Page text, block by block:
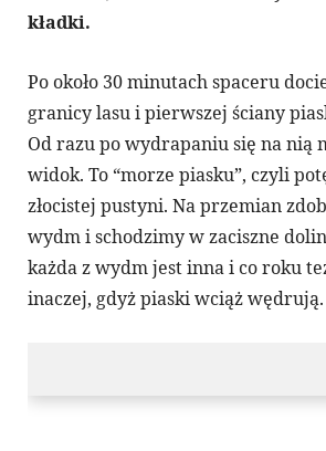
kładki.
Po około 30 minutach spaceru
granicy lasu i pierwszej ściany
Od razu po wydrapaniu się na nią
widok. To “morze piasku”, czyli
złocistej pustyni. Na przemian
wydm i schodzimy w zaciszne
każda z wydm jest inna i co roku
inaczej, gdyż piaski wciąż wędrują.